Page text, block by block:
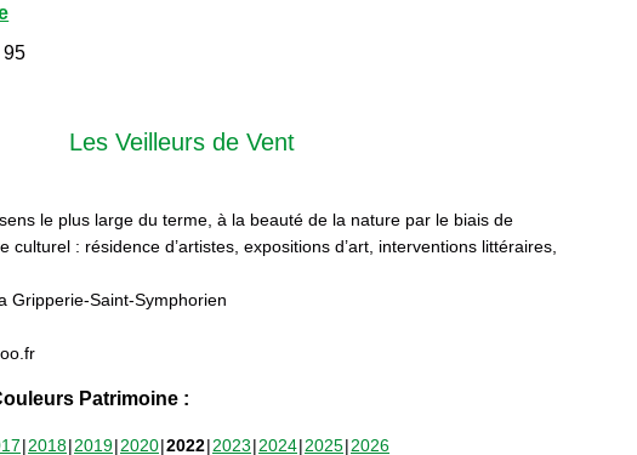
95
Les Veilleurs de Vent
le plus large du terme, à la beauté de la nature par le biais de
culturel : résidence d’artistes, expositions d’art, interventions littéraires,
Gripperie-Saint-Symphorien
Patrimoine :
2018 2019 2020 2022 2023 2024 2025 2026